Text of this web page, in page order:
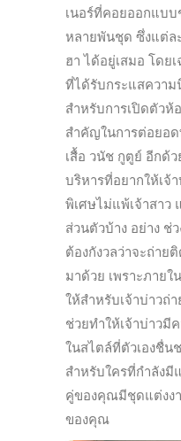
เนอร์ที่คอยออกแบ
หลายพันชุด ซึ่งแต่ล
ฮา ได้อยู่เสมอ โดย
ที่ได้รับกระแสความ
สำหรับการเปิดตัวห้
สำคัญในการต่อยอด
เสื้อ วนัช กูตูย์ อีกด้
บริหารที่อยากให้เจ้
พิเศษไม่แพ้เจ้าสาว
ส่วนตัวบ้าง อย่าง ช่
ต้องกังวลว่าจะถ่าย
มาด้วย เพราะภายใ
ให้สำหรับเจ้าบ่าวถ่
ช่วยทำให้เจ้าบ่าวมี
ในสไตล์ที่ตัวเองชื่น
สำหรับใครที่กำลังมี
คู่ของคุณมีชุดแต่งง
ของคุณ